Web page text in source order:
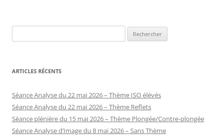
ARTICLES RÉCENTS
Séance Analyse du 22 mai 2026 – Thème ISO élévés
Séance Analyse du 22 mai 2026 – Thème Reflets
Séance plénière du 15 mai 2026 – Thème Plongée/Contre-plongée
Séance Analyse d’Image du 8 mai 2026 – Sans Thème